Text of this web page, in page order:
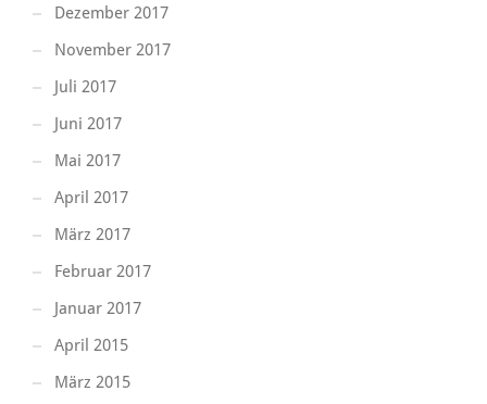
Dezember 2017
November 2017
Juli 2017
Juni 2017
Mai 2017
April 2017
März 2017
Februar 2017
Januar 2017
April 2015
März 2015